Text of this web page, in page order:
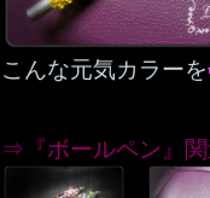
こんな元気カラーを
⇒『ボールペン』